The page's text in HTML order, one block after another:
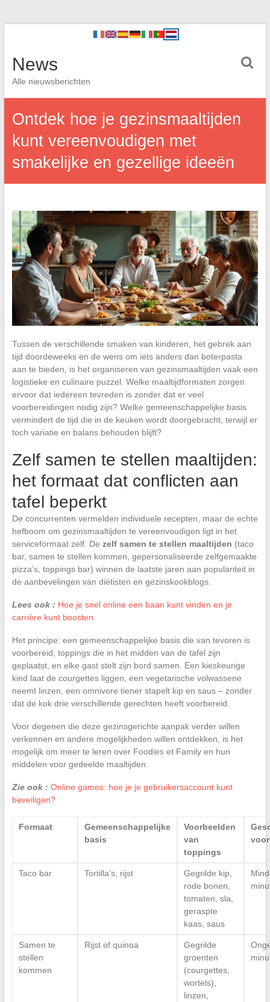
News
Alle nieuwsberichten
Ontdek hoe je gezinsmaaltijden
kunt vereenvoudigen met
smakelijke en gezellige ideeën
Tussen de verschillende smaken van kinderen, het gebrek aan
tijd doordeweeks en de wens om iets anders dan boterpasta
aan te bieden, is het organiseren van gezinsmaaltijden vaak een
logistieke en culinaire puzzel. Welke maaltijdformaten zorgen
ervoor dat iedereen tevreden is zonder dat er veel
voorbereidingen nodig zijn? Welke gemeenschappelijke basis
vermindert de tijd die in de keuken wordt doorgebracht, terwijl er
toch variatie en balans behouden blijft?
Zelf samen te stellen maaltijden:
het formaat dat conflicten aan
tafel beperkt
De concurrenten vermelden individuele recepten, maar de echte
hefboom om gezinsmaaltijden te vereenvoudigen ligt in het
serviceformaat zelf. De zelf samen te stellen maaltijden (taco
bar, samen te stellen kommen, gepersonaliseerde zelfgemaakte
pizza’s, toppings bar) winnen de laatste jaren aan populariteit in
de aanbevelingen van diëtisten en gezinskookblogs.
Lees ook : Hoe je snel online een baan kunt vinden en je
carrière kunt boosten
Het principe: een gemeenschappelijke basis die van tevoren is
voorbereid, toppings die in het midden van de tafel zijn
geplaatst, en elke gast stelt zijn bord samen. Een kieskeurige
kind laat de courgettes liggen, een vegetarische volwassene
neemt linzen, een omnivore tiener stapelt kip en saus – zonder
dat de kok drie verschillende gerechten heeft voorbereid.
Voor degenen die deze gezinsgerichte aanpak verder willen
verkennen en andere mogelijkheden willen ontdekken, is het
mogelijk om meer te leren over Foodies et Family en hun
middelen voor gedeelde maaltijden.
Zie ook : Online games: hoe je je gebruikersaccount kunt
beveiligen?
Formaat
Gemeenschappelijke
basis
Voorbeelden
van
toppings
Taco bar Tortilla’s, rijst
Gegrilde kip,
rode bonen,
tomaten, sla,
geraspte
kaas, saus
Samen te
stellen
kommen
Rijst of quinoa
Gegrilde
groenten
(courgettes,
wortels),
linzen,